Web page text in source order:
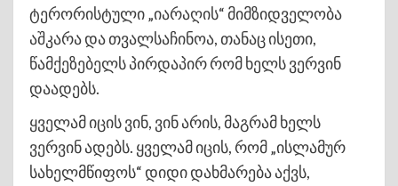
ტერორისტული „იარაღის“ მიმზიდველობა
აშკარა და თვალსაჩინოა, თანაც ისეთი,
წამქეზებელს პირდაპირ რომ ხელს ვერვინ
დაადებს.
ყველამ იცის ვინ, ვინ არის, მაგრამ ხელს
ვერვინ ადებს. ყველამ იცის, რომ „ისლამურ
სახელმწიფოს“ დიდი დახმარება აქვს,